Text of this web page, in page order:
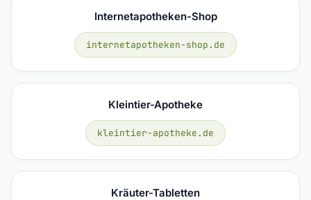
Internetapotheken-Shop
internetapotheken-shop.de
Kleintier-Apotheke
kleintier-apotheke.de
Kräuter-Tabletten